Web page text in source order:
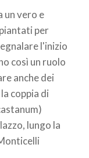
un vero e
per
l'inizio
così un ruolo
anche dei
coppia di
lungo la